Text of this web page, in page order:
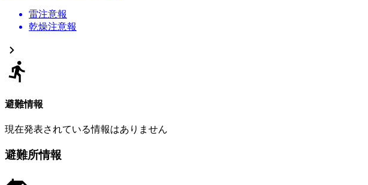
雷注意報
乾燥注意報
避難情報
現在発表されている情報はありません
避難所情報